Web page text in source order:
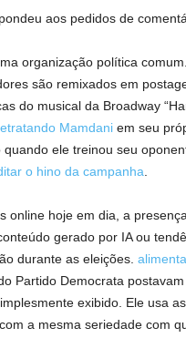
aos pedidos de
organização política
são remixados em
do musical da Broadway
Mamdaniem seu
ele treinou seu
o hino da campanha
online hoje em dia, a
gerado por IA ou
durante as eleições.
Partido Democrata
exibido. Ele usa
a mesma seriedade com